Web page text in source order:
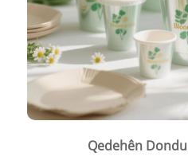
Qedehên